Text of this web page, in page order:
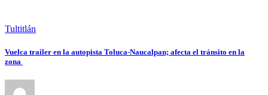
Tultitlán
Vuelca trailer en la autopista Toluca-Naucalpan; afecta el tránsito en la
zona